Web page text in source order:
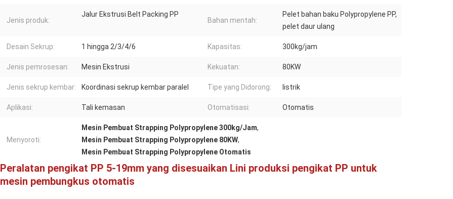
Jenis produk:
Jalur Ekstrusi Belt Packing PP
Bahan mentah:
Pelet bahan baku Polypropylene PP,
pelet daur ulang
Desain Sekrup: 1 hingga 2/3/4/6 Kapasitas: 300kg/jam
Jenis pemrosesan: Mesin Ekstrusi Kekuatan: 80KW
Jenis sekrup kembar: Koordinasi sekrup kembar paralel Tipe yang Didorong: listrik
Aplikasi: Tali kemasan Otomatisasi: Otomatis
Menyoroti:
Mesin Pembuat Strapping Polypropylene 300kg/Jam,
Mesin Pembuat Strapping Polypropylene 80KW,
Mesin Pembuat Strapping Polypropylene Otomatis
Peralatan pengikat PP 5-19mm yang disesuaikan Lini produksi pengikat PP untuk
mesin pembungkus otomatis